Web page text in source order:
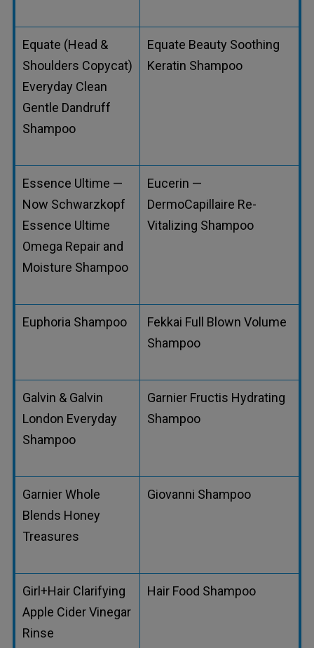
Equate (Head &
Shoulders Copycat)
Everyday Clean
Gentle Dandruff
Shampoo
Equate Beauty Soothing
Keratin Shampoo
Essence Ultime —
Now Schwarzkopf
Essence Ultime
Omega Repair and
Moisture Shampoo
Eucerin —
DermoCapillaire Re-
Vitalizing Shampoo
Euphoria Shampoo
Fekkai Full Blown Volume
Shampoo
Galvin & Galvin
London Everyday
Shampoo
Garnier Fructis Hydrating
Shampoo
Garnier Whole
Blends Honey
Treasures
Giovanni Shampoo
Girl+Hair Clarifying
Apple Cider Vinegar
Rinse
Hair Food Shampoo